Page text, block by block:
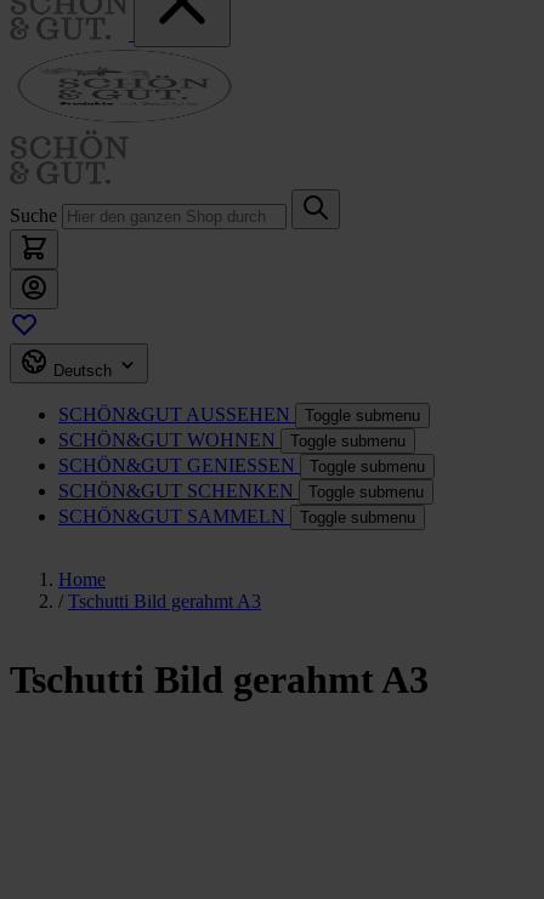
Suche
Deutsch
SCHÖN&GUT AUSSEHEN Toggle submenu
SCHÖN&GUT WOHNEN Toggle submenu
SCHÖN&GUT GENIESSEN Toggle submenu
SCHÖN&GUT SCHENKEN Toggle submenu
SCHÖN&GUT SAMMELN Toggle submenu
Home
/ Tschutti Bild gerahmt A3
Tschutti Bild gerahmt A3